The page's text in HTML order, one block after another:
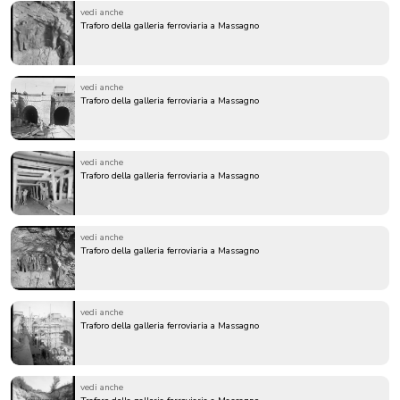
vedi anche
Traforo della galleria ferroviaria a Massagno
vedi anche
Traforo della galleria ferroviaria a Massagno
vedi anche
Traforo della galleria ferroviaria a Massagno
vedi anche
Traforo della galleria ferroviaria a Massagno
vedi anche
Traforo della galleria ferroviaria a Massagno
vedi anche